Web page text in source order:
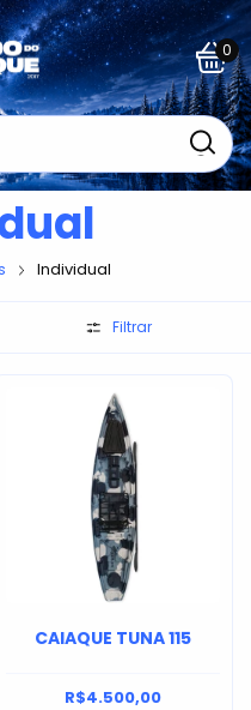
0
Individual
Filtrar
CAIAQUE TUNA 115
R$4.500,00